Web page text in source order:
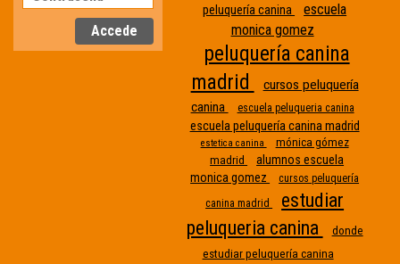
peluquería canina
escuela
monica gomez
peluquería canina
madrid
cursos peluquería
canina
escuela peluqueria canina
escuela peluquería canina madrid
estetica canina
mónica gómez
madrid
alumnos escuela
monica gomez
cursos peluquería
canina madrid
estudiar
peluqueria canina
donde
estudiar peluquería canina